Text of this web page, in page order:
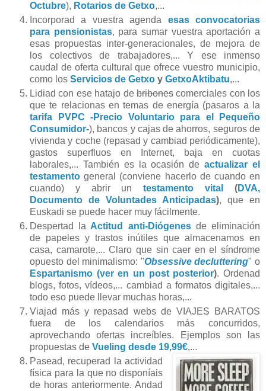
Octubre), Rotarios de Getxo,...
Incorporad a vuestra agenda esas convocatorias
para pensionistas, para sumar vuestra aportación a
esas propuestas inter-generacionales, de mejora de
los colectivos de trabajadores,... Y ese inmenso
caudal de oferta cultural que ofrece vuestro municipio,
como los Servicios de Getxo y GetxoAktibatu,...
Lidiad con ese hatajo de bribonescomerciales con los
que te relacionas en temas de energía (pasaros a la
tarifa PVPC -Precio Voluntario para el Pequeño
Consumidor-), bancos y cajas de ahorros, seguros de
vivienda y coche (repasad y cambiad periódicamente),
gastos superfluos en Internet, baja en cuotas
laborales,... También es la ocasión deactualizar el
testamento general (conviene hacerlo de cuando en
cuando) y abrir untestamento vital (DVA,
Documento de Voluntades Anticipadas), que en
Euskadi se puede hacer muy fácilmente.
Despertad la Actitud anti-Diógenesde eliminación
de papeles y trastos inútiles que almacenamos en
casa, camarote,... Claro que sin caer en el síndrome
opuesto del minimalismo: "Obsessive decluttering" o
Espartanismo (ver en un post posterior). Ordenad
blogs, fotos, vídeos,... cambiad a formatos digitales,...
todo eso puede llevar muchas horas,...
Viajad más y repasad webs de VIAJES BARATOS
fuera de los calendarios más concurridos,
aprovechando ofertas increíbles. Ejemplos son las
propuestas de Vueling desde 19,99€,...
Pasead, recuperad la actividad
física para la que no disponíais
de horas anteriormente. Andad